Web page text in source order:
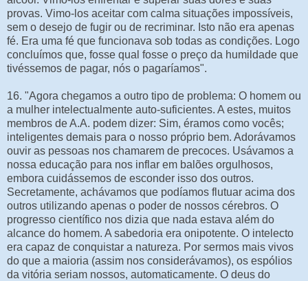
provas. Vimo-los aceitar com calma situações impossíveis,
sem o desejo de fugir ou de recriminar. Isto não era apenas
fé. Era uma fé que funcionava sob todas as condições. Logo
concluímos que, fosse qual fosse o preço da humildade que
tivéssemos de pagar, nós o pagaríamos".
16. "Agora chegamos a outro tipo de problema: O homem ou
a mulher intelectualmente auto-suficientes. A estes, muitos
membros de A.A. podem dizer: Sim, éramos como vocês;
inteligentes demais para o nosso próprio bem. Adorávamos
ouvir as pessoas nos chamarem de precoces. Usávamos a
nossa educação para nos inflar em balões orgulhosos,
embora cuidássemos de esconder isso dos outros.
Secretamente, achávamos que podíamos flutuar acima dos
outros utilizando apenas o poder de nossos cérebros. O
progresso científico nos dizia que nada estava além do
alcance do homem. A sabedoria era onipotente. O intelecto
era capaz de conquistar a natureza. Por sermos mais vivos
do que a maioria (assim nos considerávamos), os espólios
da vitória seriam nossos, automaticamente. O deus do